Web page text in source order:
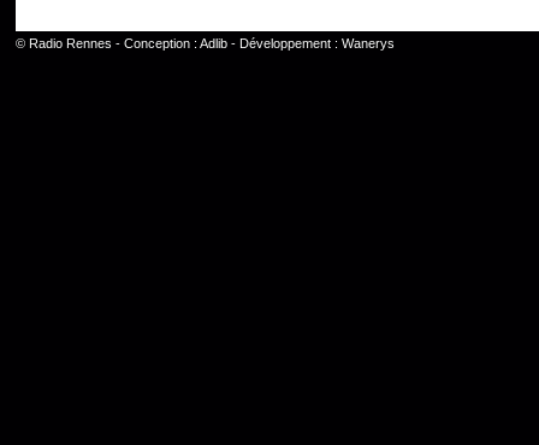
© Radio Rennes - Conception : Adlib- Développement : Wanerys